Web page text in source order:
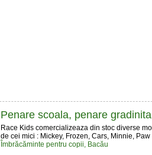
Penare scoala, penare gradinita
Race Kids comercializeaza din stoc diverse
de cei mici : Mickey, Frozen, Cars, Minnie,
Îmbrăcăminte pentru copii, Bacău